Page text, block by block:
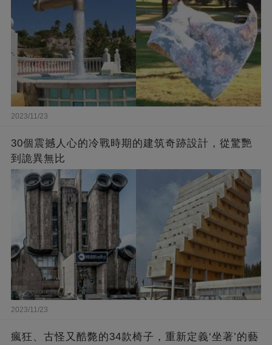
2023/11/23
30個震撼人心的冷戰時期的建筑奇跡設計，從驚艷
到詭異無比
2023/11/23
瘋狂、古怪又酷斃的34款椅子，重新定義‘坐著’的藝